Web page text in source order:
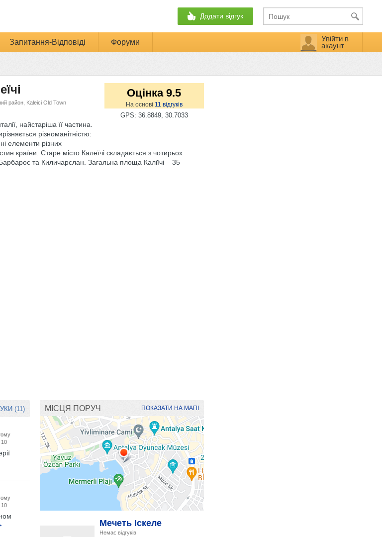
Додати відгук
Запитання-Відповіді Форуми
Увійти в
акаунт
Оцінка 9.5
На основі 11 відгуків
GPS: 36.8849, 30.7033
район, Kaleici Old Town
найстаріша її частина.
різноманітністю:
елементи різних
країни. Старе місто Калеїчі складається з чотирьох
та Киличарслан. Загальна площа Каліїчі – 35
(11)
10
10
МІСЦЯ ПОРУЧ ПОКАЗАТИ НА МАПІ
Мечеть Іскеле
Немає відгуків